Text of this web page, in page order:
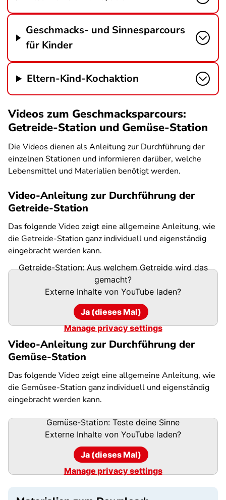
Geschmacks- und Sinnesparcours
für Kinder
Eltern-Kind-Kochaktion
Videos zum Geschmacksparcours:
Getreide-Station und Gemüse-Station
Die Videos dienen als Anleitung zur Durchführung der
einzelnen Stationen und informieren darüber, welche
Lebensmittel und Materialien benötigt werden.
Video-Anleitung zur Durchführung der
Getreide-Station
Das folgende Video zeigt eine allgemeine Anleitung, wie
die Getreide-Station ganz individuell und eigenständig
eingebracht werden kann.
Getreide-Station: Aus welchem Getreide wird das
gemacht?
Externe Inhalte von YouTube laden?
Ja (dieses Mal)
Manage privacy settings
Video-Anleitung zur Durchführung der
Gemüse-Station
Das folgende Video zeigt eine allgemeine Anleitung, wie
die Gemüsee-Station ganz individuell und eigenständig
eingebracht werden kann.
Gemüse-Station: Teste deine Sinne
Externe Inhalte von YouTube laden?
Ja (dieses Mal)
Manage privacy settings